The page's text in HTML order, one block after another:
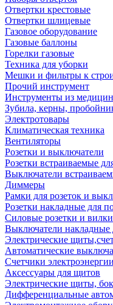
Отвертки крестовые
Отвертки шлицевые
Газовое оборудование
Газовые баллоны
Горелки газовые
Техника для уборки
Мешки и фильтры к
Прочий инструмент
Инструменты из
Зубила, керны,
Электротовары
Климатическая техника
Вентиляторы
Розетки и выключатели
Розетки встраиваемые
Выключатели
Диммеры
Рамки для розеток и
Розетки накладные для
Силовые розетки и вилки
Выключатели
Электрические
Автоматические
Счетчики электроэнергии
Аксессуары для щитов
Электрические щиты,
Дифференциальные